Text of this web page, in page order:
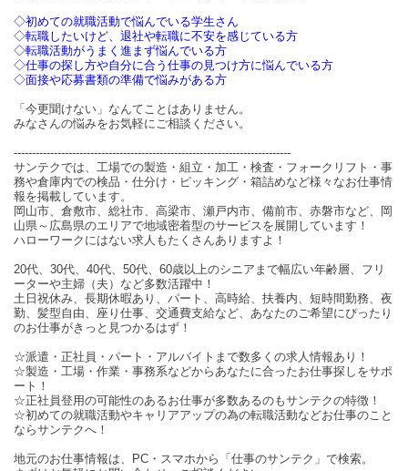
◇初めての就職活動で悩んでいる学生さん
◇転職したいけど、退社や転職に不安を感じている方
◇転職活動がうまく進まず悩んでいる方
◇仕事の探し方や自分に合う仕事の見つけ方に悩んでいる方
◇面接や応募書類の準備で悩みがある方
「今更聞けない」なんてことはありません。
みなさんの悩みをお気軽にご相談ください。
----------------------------------------------------------------------------
サンテクでは、工場での製造・組立・加工・検査・フォークリフト・事
務や倉庫内での検品・仕分け・ピッキング・箱詰めなど様々なお仕事情
報を掲載しています。
岡山市、倉敷市、総社市、高梁市、瀬戸内市、備前市、赤磐市など、岡
山県～広島県のエリアで地域密着型のサービスを展開しています！
ハローワークにはない求人もたくさんありますよ！
20代、30代、40代、50代、60歳以上のシニアまで幅広い年齢層、フリ
ーターや主婦（夫）など多数活躍中！
土日祝休み、長期休暇あり、パート、高時給、扶養内、短時間勤務、夜
勤、髪型自由、座り仕事、交通費支給など、あなたのご希望にぴったり
のお仕事がきっと見つかるはず！
☆派遣・正社員・パート・アルバイトまで数多くの求人情報あり！
☆製造・工場・作業・事務系などからあなたに合ったお仕事探しをサポ
ート！
☆正社員登用の可能性のあるお仕事が多数あるのもサンテクの特徴！
☆初めての就職活動やキャリアアップの為の転職活動などお仕事のこと
ならサンテクへ！
地元のお仕事情報は、PC・スマホから「仕事のサンテク」で検索。